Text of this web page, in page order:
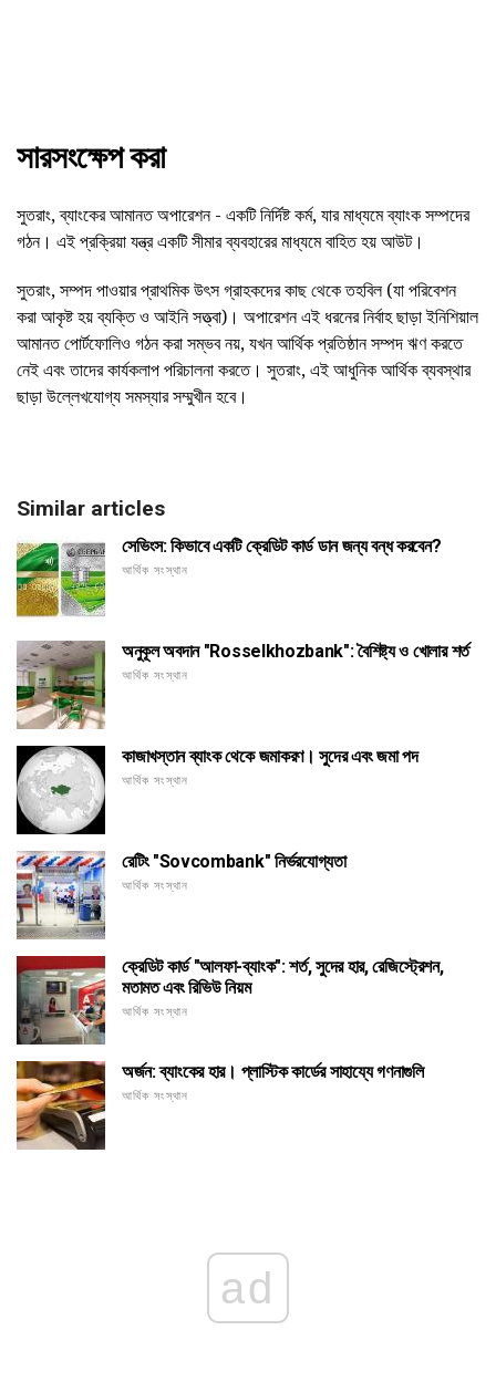
সারসংক্ষেপ করা
সুতরাং, ব্যাংকের আমানত অপারেশন - একটি নির্দিষ্ট কর্ম, যার মাধ্যমে ব্যাংক সম্পদের
গঠন। এই প্রক্রিয়া যন্ত্র একটি সীমার ব্যবহারের মাধ্যমে বাহিত হয় আউট।
সুতরাং, সম্পদ পাওয়ার প্রাথমিক উৎস গ্রাহকদের কাছ থেকে তহবিল (যা পরিবেশন
করা আকৃষ্ট হয় ব্যক্তি ও আইনি সত্ত্বা)। অপারেশন এই ধরনের নির্বাহ ছাড়া ইনিশিয়াল
আমানত পোর্টফোলিও গঠন করা সম্ভব নয়, যখন আর্থিক প্রতিষ্ঠান সম্পদ ঋণ করতে
নেই এবং তাদের কার্যকলাপ পরিচালনা করতে। সুতরাং, এই আধুনিক আর্থিক ব্যবস্থার
ছাড়া উল্লেখযোগ্য সমস্যার সম্মুখীন হবে।
Similar articles
সেভিংস: কিভাবে একটি ক্রেডিট কার্ড ডান জন্য বন্ধ করবেন?
আর্থিক সংস্থান
অনুকূল অবদান "Rosselkhozbank": বৈশিষ্ট্য ও খোলার শর্ত
আর্থিক সংস্থান
কাজাখস্তান ব্যাংক থেকে জমাকরণ। সুদের এবং জমা পদ
আর্থিক সংস্থান
রেটিং "Sovcombank" নির্ভরযোগ্যতা
আর্থিক সংস্থান
ক্রেডিট কার্ড "আলফা-ব্যাংক": শর্ত, সুদের হার, রেজিস্ট্রেশন,
মতামত এবং রিভিউ নিয়ম
আর্থিক সংস্থান
অর্জন: ব্যাংকের হার। প্লাস্টিক কার্ডের সাহায্যে গণনাগুলি
আর্থিক সংস্থান
ad